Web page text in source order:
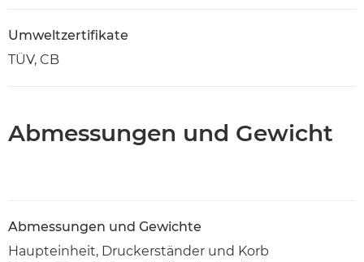
Umweltzertifikate
TÜV, CB
Abmessungen und Gewicht
Abmessungen und Gewichte
Haupteinheit, Druckerständer und Korb